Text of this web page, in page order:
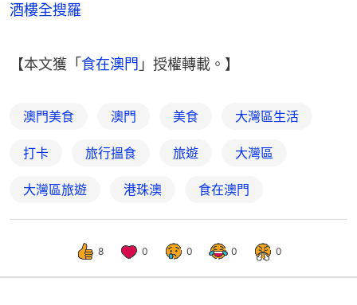
酒樓全搜羅
【本文獲「 食在澳門 」授權轉載。】
澳門美食 澳門 美食 大灣區生活
打卡 旅行搵食 旅遊 大灣區
大灣區旅遊 港珠澳 食在澳門
8 0 0 0 0